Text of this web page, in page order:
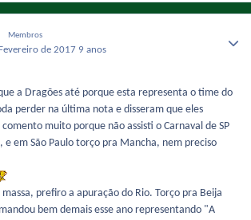
Membros
de 2017 9 anos
a Dragões até porque esta representa o time do
perder na última nota e disseram que eles
muito porque não assisti o Carnaval de SP
e em São Paulo torço pra Mancha, nem preciso
prefiro a apuração do Rio. Torço pra Beija
bem demais esse ano representando "A